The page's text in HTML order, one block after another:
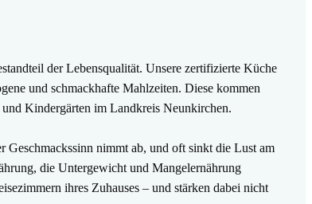
der Lebensqualität. Unsere zertifizierte Küche
und schmackhafte Mahlzeiten. Diese kommen
Kindergärten im Landkreis Neunkirchen.
Geschmackssinn nimmt ab, und oft sinkt die Lust am
die Untergewicht und Mangelernährung
ihres Zuhauses – und stärken dabei nicht